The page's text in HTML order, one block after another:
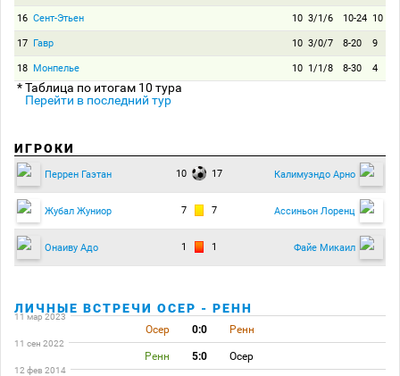
16 Сент-Этьен 10 3/1/6 10-24 10
17 Гавр 10 3/0/7 8-20 9
18 Монпелье 10 1/1/8 8-30 4
* Таблица по итогам 10 тура
Перейти в последний тур
ИГРОКИ
Перрен Гаэтан 10 17 Калимуэндо Арно
Жубал Жуниор 7 7 Ассиньон Лоренц
Онаиву Адо 1 1 Файе Микаил
ЛИЧНЫЕ ВСТРЕЧИ ОСЕР - РЕНН
11 мар 2023
Осер 0:0 Ренн
11 сен 2022
Ренн 5:0 Осер
12 фев 2014